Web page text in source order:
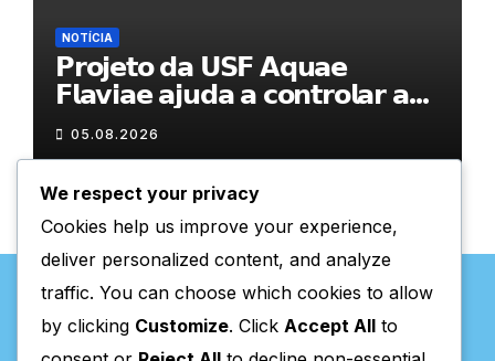
NOTÍCIA
𝗣𝗿𝗼𝗷𝗲𝘁𝗼 𝗱𝗮 𝗨𝗦𝗙 𝗔𝗾𝘂𝗮𝗲
𝗙𝗹𝗮𝘃𝗶𝗮𝗲 𝗮𝗷𝘂𝗱𝗮 𝗮 𝗰𝗼𝗻𝘁𝗿𝗼𝗹𝗮𝗿 𝗮
𝗮𝗻𝘀𝗶𝗲𝗱𝗮𝗱𝗲
05.08.2026
We respect your privacy
Cookies help us improve your experience,
deliver personalized content, and analyze
traffic. You can choose which cookies to allow
by clicking Customize. Click Accept All to